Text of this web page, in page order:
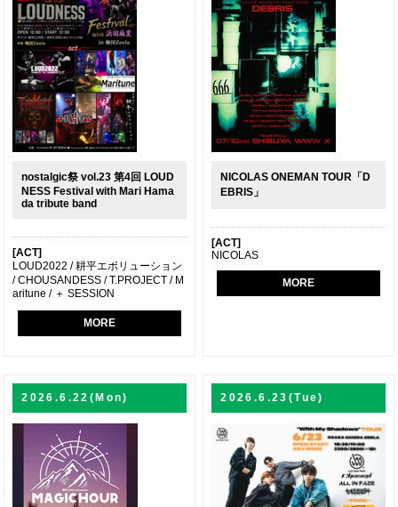
nostalgic祭 vol.23 第4回 LOUD
NESS Festival with Mari Hama
da tribute band
[ACT]
LOUD2022 / 耕平エボリューション
/ CHOUSANDESS / T.PROJECT / M
aritune / ＋ SESSION
MORE
NICOLAS ONEMAN TOUR「D
EBRIS」
[ACT]
NICOLAS
MORE
2026.6.22(Mon) 2026.6.23(Tue)